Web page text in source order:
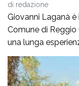
di redazione
Giovanni Laganà
Comune di Reggio
una lunga
amministrazione e
Calabria ed in
Anas Sicilia, Capo